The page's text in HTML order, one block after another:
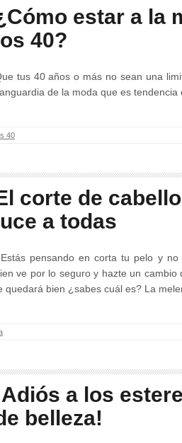
estar a la
40?
tus 40 años o más no sean una
de la moda que es tendencia
40
corte de
a todas
pensando en corta tu pelo y no
ve por lo seguro y hazte un cambio
quedará bien ¿sabes cuál es? La
a los
belleza!